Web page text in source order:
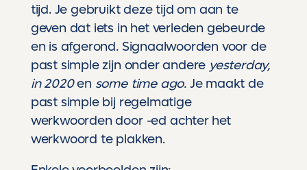
tijd. Je gebruikt deze tijd om aan te
geven dat iets in het verleden gebeurde
en is afgerond. Signaalwoorden voor de
past simple zijn onder andere yesterday,
in 2020en some time ago. Je maakt de
past simple bij regelmatige
werkwoorden door -ed achter het
werkwoord te plakken.